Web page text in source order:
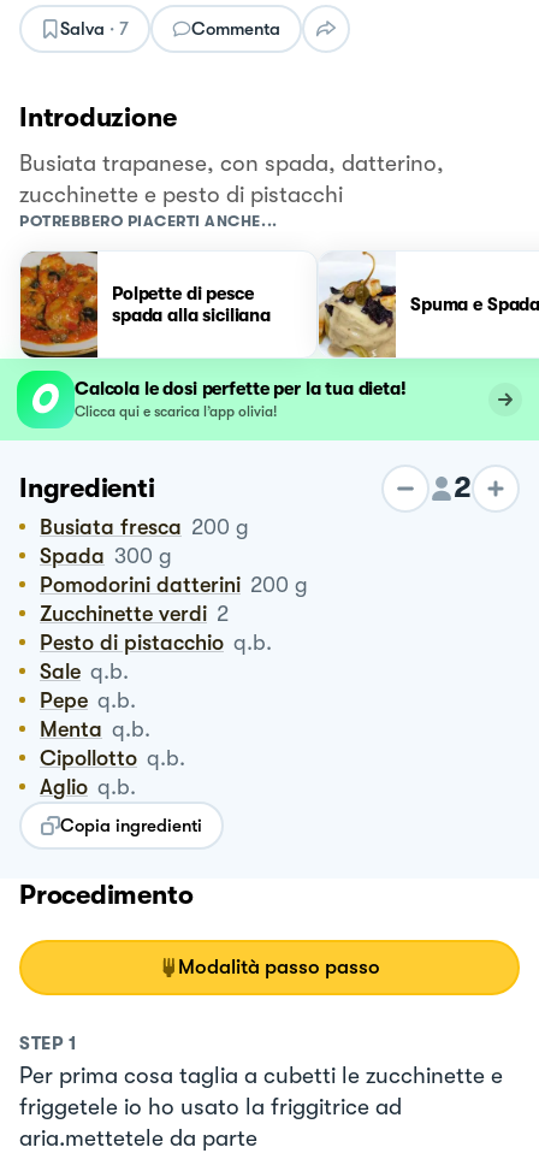
Salva · 7 Commenta
Introduzione
Busiata trapanese, con spada, datterino,
zucchinette e pesto di pistacchi
POTREBBERO PIACERTI ANCHE...
Polpette di pesce
spada alla siciliana
Spuma e
Calcola le dosi perfette per la tua dieta!
Clicca qui e scarica l’app olivia!
Ingredienti 2
Busiata fresca 200 g
Spada 300 g
Pomodorini datterini 200 g
Zucchinette verdi 2
Pesto di pistacchio q.b.
Sale q.b.
Pepe q.b.
Menta q.b.
Cipollotto q.b.
Aglio q.b.
Copia ingredienti
Procedimento
Modalità passo passo
STEP 1
Per prima cosa taglia a cubetti le zucchinette e
friggetele io ho usato la friggitrice ad
aria.mettetele da parte